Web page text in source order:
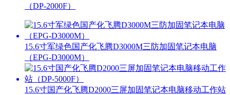
（DP-2000F）
15.6寸军绿色国产化飞腾D3000M三防加固笔记本电脑
（EPG-D3000M）
15.6寸国产化飞腾D2000三屏加固笔记本电脑移动工作站